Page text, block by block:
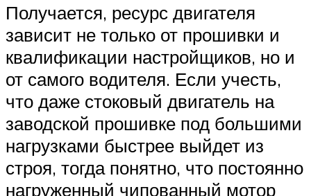
Получается, ресурс двигателя
зависит не только от прошивки и
квалификации настройщиков, но и
от самого водителя. Если учесть,
что даже стоковый двигатель на
заводской прошивке под большими
нагрузками быстрее выйдет из
строя, тогда понятно, что постоянно
нагруженный чипованный мотор